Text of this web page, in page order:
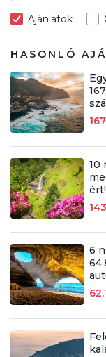
Ajánlatok
HASONLÓ
10
ért!
6